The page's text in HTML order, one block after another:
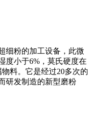
细粉的加工设备，此微
度小于6%，莫氏硬度在
料。它是经过20多次的
研发制造的新型磨粉